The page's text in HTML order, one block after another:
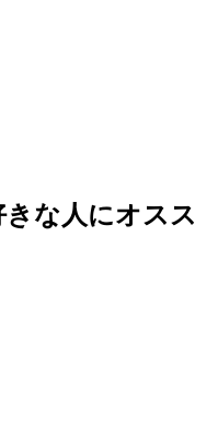
な人にオスス